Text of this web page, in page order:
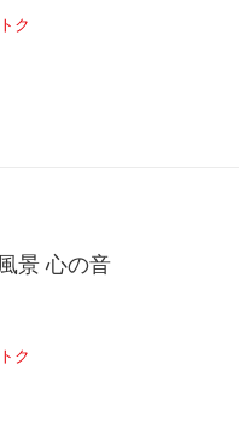
ク
景 心の音
ク